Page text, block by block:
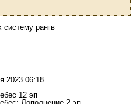
систему рангв
2023 06:18
12 эп